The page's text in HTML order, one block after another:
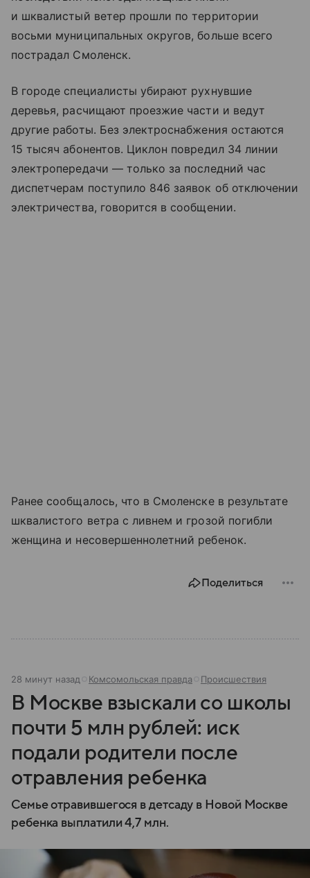
и шквалистый ветер прошли по территории
восьми муниципальных округов, больше всего
пострадал Смоленск.
В городе специалисты убирают рухнувшие
деревья, расчищают проезжие части и ведут
другие работы. Без электроснабжения остаются
15 тысяч абонентов. Циклон повредил 34 линии
электропередачи — только за последний час
диспетчерам поступило 846 заявок об отключении
электричества, говорится в сообщении.
Ранее сообщалось, что в Смоленске в результате
шквалистого ветра с ливнем и грозой погибли
женщина и несовершеннолетний ребенок.
Поделиться
28 минут назад Комсомольская правда Происшествия
В Москве взыскали со школы
почти 5 млн рублей: иск
подали родители после
отравления ребенка
Семье отравившегося в детсаду в Новой Москве
ребенка выплатили 4,7 млн.